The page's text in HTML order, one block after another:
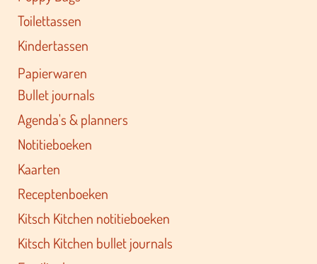
Toilettassen
Kindertassen
Papierwaren
Bullet journals
Agenda's & planners
Notitieboeken
Kaarten
Receptenboeken
Kitsch Kitchen notitieboeken
Kitsch Kitchen bullet journals